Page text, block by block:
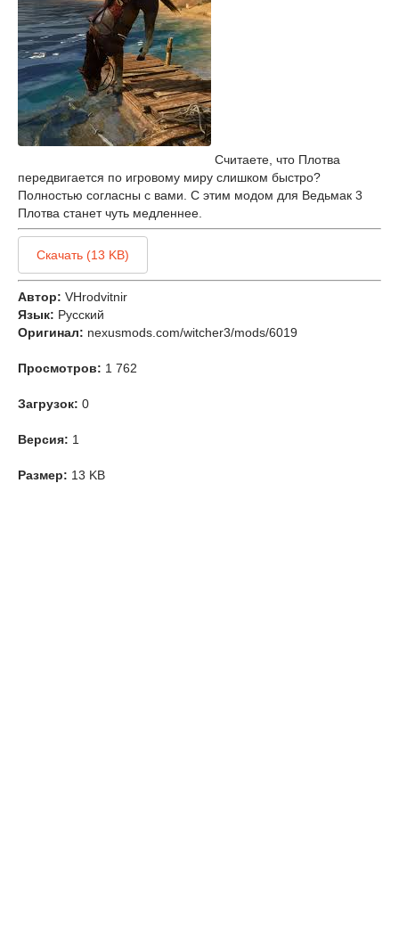
Считаете, что Плотва
передвигается по игровому миру слишком быстро?
Полностью согласны с вами. С этим модом для Ведьмак 3
Плотва станет чуть медленнее.
Скачать (13 KB)
Автор: VHrodvitnir
Язык: Русский
Оригинал: nexusmods.com/witcher3/mods/6019
Просмотров: 1 762
Загрузок: 0
Версия: 1
Размер: 13 KB